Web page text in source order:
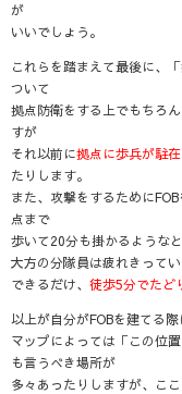
が
いいでしょう。
これらを踏まえて最後に、
ついて
拠点防衛をする上でもちろ
すが
それ以前に拠点に歩兵が駐
たりします。
また、攻撃をするために
点まで
歩いて20分も掛かるような
大方の分隊員は疲れきってい
できるだけ、 徒歩5分でたど
以上が自分がFOBを建てる
マップによっては 「この位
も言うべき場所が
多々あったりしますが、こ